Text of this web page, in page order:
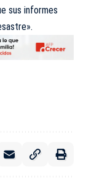
sus informes